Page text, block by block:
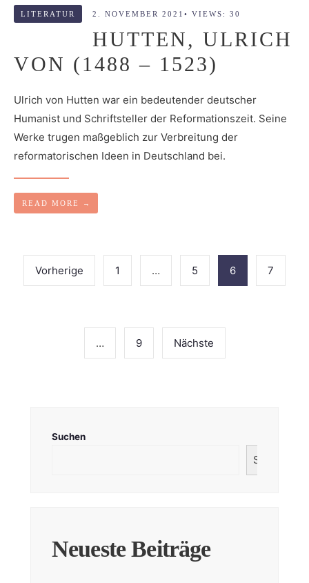
LITERATUR 2. NOVEMBER 2021 • VIEWS: 30
HUTTEN, ULRICH
VON (1488 – 1523)
Ulrich von Hutten war ein bedeutender deutscher
Humanist und Schriftsteller der Reformationszeit. Seine
Werke trugen maßgeblich zur Verbreitung der
reformatorischen Ideen in Deutschland bei.
READ MORE →
derVorherige 1 … 5 6 7
… 9 Nächste
Suchen
Suchen
Neueste Beiträge